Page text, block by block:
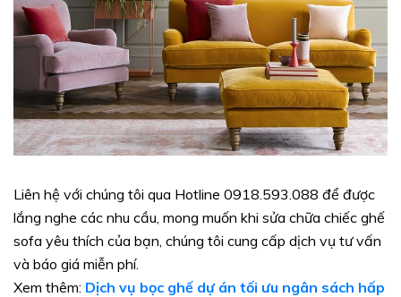
Liên hệ với chúng tôi qua Hotline 0918.593.088 để được
lắng nghe các nhu cầu, mong muốn khi sửa chữa chiếc ghế
sofa yêu thích của bạn, chúng tôi cung cấp dịch vụ tư vấn
và báo giá miễn phí.
Xem thêm: Dịch vụ bọc ghế dự án tối ưu ngân sách hấp